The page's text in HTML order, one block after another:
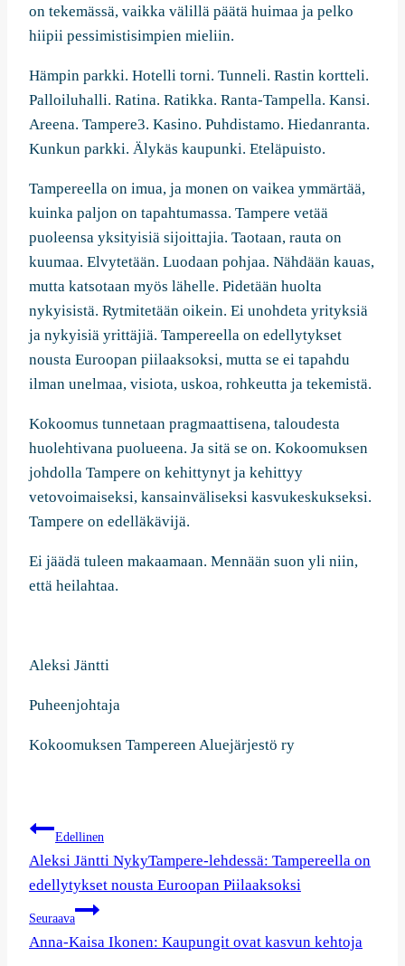
on tekemässä, vaikka välillä päätä huimaa ja pelko
hiipii pessimistisimpien mieliin.
Hämpin parkki. Hotelli torni. Tunneli. Rastin kortteli.
Palloiluhalli. Ratina. Ratikka. Ranta-Tampella. Kansi.
Areena. Tampere3. Kasino. Puhdistamo. Hiedanranta.
Kunkun parkki. Älykäs kaupunki. Eteläpuisto.
Tampereella on imua, ja monen on vaikea ymmärtää,
kuinka paljon on tapahtumassa. Tampere vetää
puoleensa yksityisiä sijoittajia. Taotaan, rauta on
kuumaa. Elvytetään. Luodaan pohjaa. Nähdään kauas,
mutta katsotaan myös lähelle. Pidetään huolta
nykyisistä. Rytmitetään oikein. Ei unohdeta yrityksiä
ja nykyisiä yrittäjiä. Tampereella on edellytykset
nousta Euroopan piilaaksoksi, mutta se ei tapahdu
ilman unelmaa, visiota, uskoa, rohkeutta ja tekemistä.
Kokoomus tunnetaan pragmaattisena, taloudesta
huolehtivana puolueena. Ja sitä se on. Kokoomuksen
johdolla Tampere on kehittynyt ja kehittyy
vetovoimaiseksi, kansainväliseksi kasvukeskukseksi.
Tampere on edelläkävijä.
Ei jäädä tuleen makaamaan. Mennään suon yli niin,
että heilahtaa.
Aleksi Jäntti
Puheenjohtaja
Kokoomuksen Tampereen Aluejärjestö ry
Artikkelien
selaus
Edellinen
Aleksi Jäntti NykyTampere-lehdessä: Tampereella on
edellytykset nousta Euroopan Piilaaksoksi
Seuraava
Anna-Kaisa Ikonen: Kaupungit ovat kasvun kehtoja